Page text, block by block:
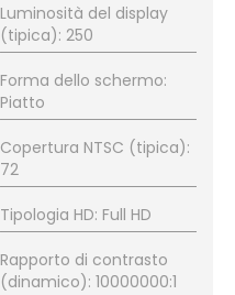
Luminosità del display
(tipica): 250
Forma dello schermo:
Piatto
Copertura NTSC (tipica):
72
Tipologia HD: Full HD
Rapporto di contrasto
(dinamico): 10000000:1